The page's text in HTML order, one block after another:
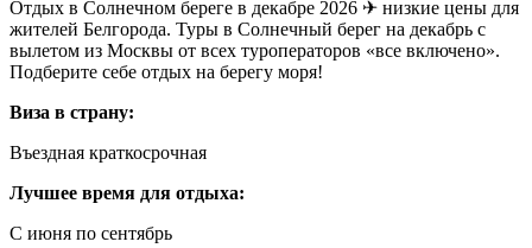
Отдых в Солнечном береге в декабре 2026 ✈ низкие цены для
жителей Белгорода. Туры в Солнечный берег на декабрь с
вылетом из Москвы от всех туроператоров «все включено».
Подберите себе отдых на берегу моря!
Виза в страну:
Въездная краткосрочная
Лучшее время для отдыха:
С июня по сентябрь